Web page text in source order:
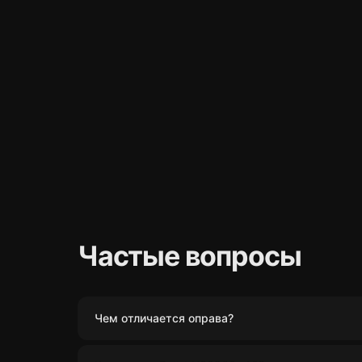
Частые вопросы
Чем отличается оправа?